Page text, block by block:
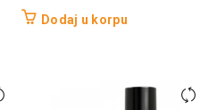
Dodaj u korpu